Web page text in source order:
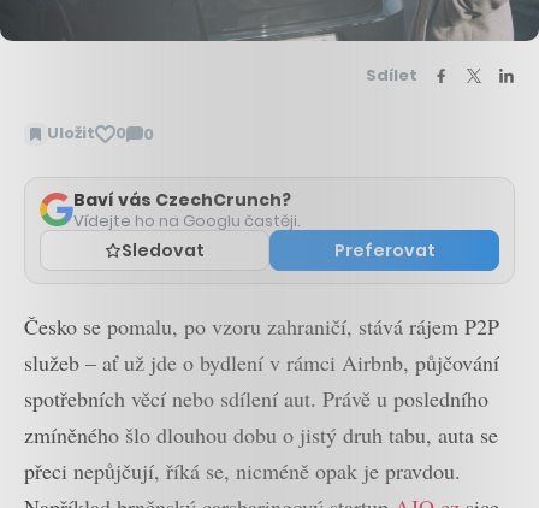
Sdílet
Uložit 0 0
Zobrazit
Baví vás CzechCrunch?
Vídejte ho na Googlu častěji.
Sledovat Preferovat
Česko se pomalu, po vzoru zahraničí, stává rájem P2P
služeb – ať už jde o bydlení v rámci Airbnb, půjčování
spotřebních věcí nebo sdílení aut. Právě u posledního
zmíněného šlo dlouhou dobu o jistý druh tabu, auta se
přeci nepůjčují, říká se, nicméně opak je pravdou.